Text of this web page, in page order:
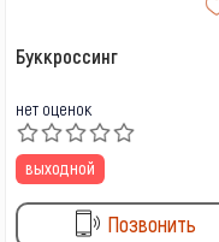
Буккроссинг
нет оценок
выходной
Позвонить